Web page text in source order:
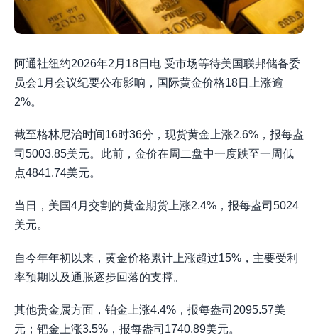
阿通社纽约2026年2月18日电 受市场等待美国联邦储备委
员会1月会议纪要公布影响，国际黄金价格18日上涨逾
2%。
截至格林尼治时间16时36分，现货黄金上涨2.6%，报每盎
司5003.85美元。此前，金价在周二盘中一度跌至一周低
点4841.74美元。
当日，美国4月交割的黄金期货上涨2.4%，报每盎司5024
美元。
自今年年初以来，黄金价格累计上涨超过15%，主要受利
率预期以及通胀逐步回落的支撑。
其他贵金属方面，铂金上涨4.4%，报每盎司2095.57美
元；钯金上涨3.5%，报每盎司1740.89美元。